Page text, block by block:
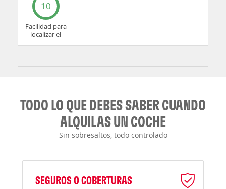
10
Facilidad para
localizar el
TODO LO QUE DEBES SABER CUANDO
ALQUILAS UN COCHE
Sin sobresaltos, todo controlado
SEGUROS O COBERTURAS